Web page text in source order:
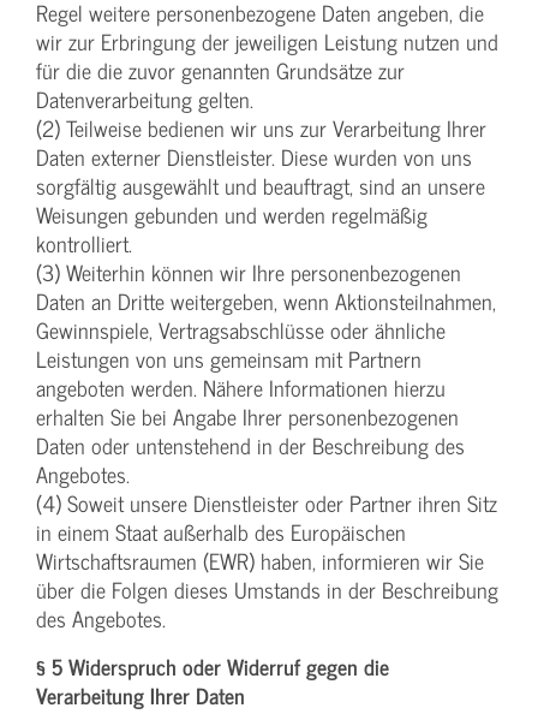
Regel weitere personenbezogene Daten angeben, die
wir zur Erbringung der jeweiligen Leistung nutzen und
für die die zuvor genannten Grundsätze zur
Datenverarbeitung gelten.
(2) Teilweise bedienen wir uns zur Verarbeitung Ihrer
Daten externer Dienstleister. Diese wurden von uns
sorgfältig ausgewählt und beauftragt, sind an unsere
Weisungen gebunden und werden regelmäßig
kontrolliert.
(3) Weiterhin können wir Ihre personenbezogenen
Daten an Dritte weitergeben, wenn Aktionsteilnahmen,
Gewinnspiele, Vertragsabschlüsse oder ähnliche
Leistungen von uns gemeinsam mit Partnern
angeboten werden. Nähere Informationen hierzu
erhalten Sie bei Angabe Ihrer personenbezogenen
Daten oder untenstehend in der Beschreibung des
Angebotes.
(4) Soweit unsere Dienstleister oder Partner ihren Sitz
in einem Staat außerhalb des Europäischen
Wirtschaftsraumen (EWR) haben, informieren wir Sie
über die Folgen dieses Umstands in der Beschreibung
des Angebotes.
§ 5 Widerspruch oder Widerruf gegen die
Verarbeitung Ihrer Daten